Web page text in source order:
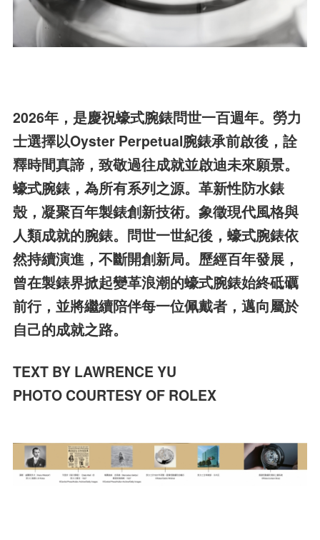
2026年，是慶祝蠔式腕錶問世一百週年。勞力
士選擇以Oyster Perpetual腕錶承前啟後，詮
釋時間真諦，致敬過往成就並啟迪未來願景。
蠔式腕錶，為所有系列之源。革新性防水錶
殼，凝聚百年製錶創新技術。象徵現代風格與
人類成就的腕錶。問世一世紀後，蠔式腕錶依
然持續演進，不斷開創新局。歷經百年發展，
曾在製錶界掀起變革浪潮的蠔式腕錶始終砥礪
前行，並將繼續陪伴每一位佩戴者，邁向屬於
自己的成就之路。
TEXT BY LAWRENCE YU
PHOTO COURTESY OF ROLEX